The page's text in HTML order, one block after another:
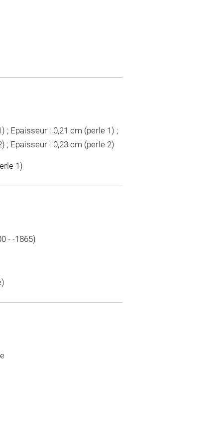
; Epaisseur : 0,21 cm (perle 1) ;
; Epaisseur : 0,23 cm (perle 2)
1)
- -1865)